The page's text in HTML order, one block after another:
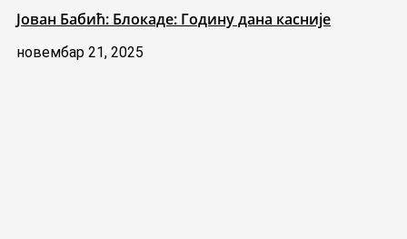
Јован Бабић: Блокаде: Годину дана касније
новембар 21, 2025